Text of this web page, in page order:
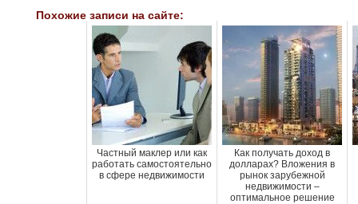
Похожие записи на сайте:
Частный маклер или как
работать самостоятельно
в сфере недвижимости
Как получать доход в
долларах? Вложения в
рынок зарубежной
недвижимости –
оптимальное решение